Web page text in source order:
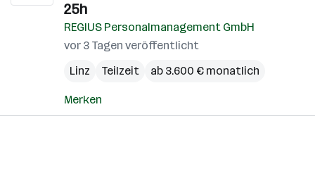
25h
REGIUS Personalmanagement GmbH
vor 3 Tagen veröffentlicht
Linz
Teilzeit ab 3.600 € monatlich
Merken